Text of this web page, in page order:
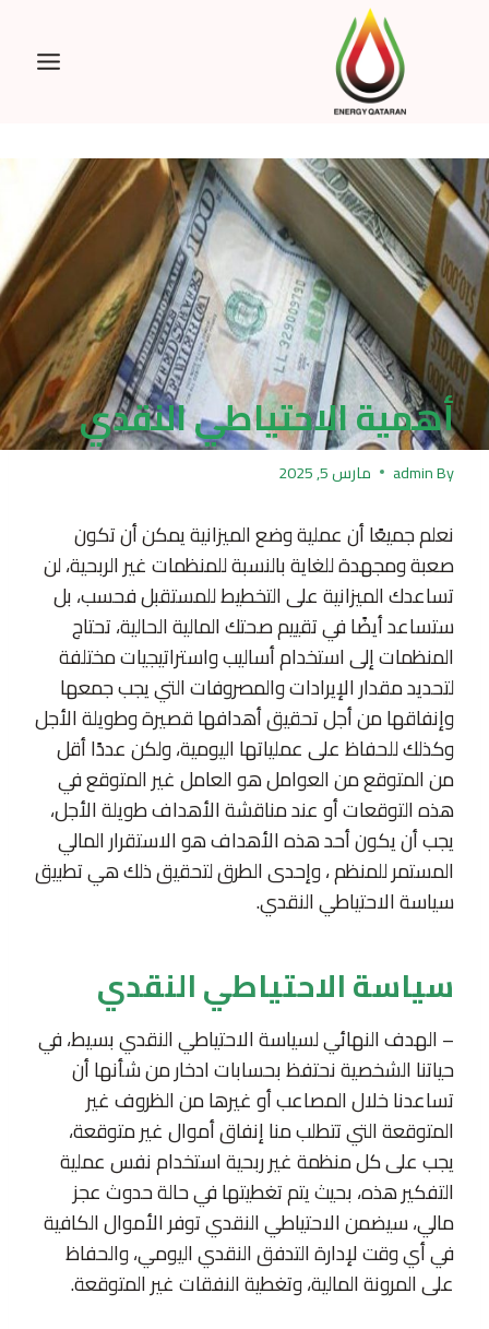
أهمية الاحتياطي النقدي
By
admin مارس 5, 2025
نعلم جميعًا أن عملية وضع الميزانية يمكن أن تكون
صعبة ومجهدة للغاية بالنسبة للمنظمات غير الربحية، لن
تساعدك الميزانية على التخطيط للمستقبل فحسب، بل
ستساعد أيضًا في تقييم صحتك المالية الحالية، تحتاج
المنظمات إلى استخدام أساليب واستراتيجيات مختلفة
لتحديد مقدار الإيرادات والمصروفات التي يجب جمعها
وإنفاقها من أجل تحقيق أهدافها قصيرة وطويلة الأجل
وكذلك للحفاظ على عملياتها اليومية، ولكن عددًا أقل
من المتوقع من العوامل هو العامل غير المتوقع في
هذه التوقعات أو عند مناقشة الأهداف طويلة الأجل،
يجب أن يكون أحد هذه الأهداف هو الاستقرار المالي
المستمر للمنظم ، وإحدى الطرق لتحقيق ذلك هي تطبيق
سياسة الاحتياطي النقدي.
سياسة الاحتياطي النقدي
– الهدف النهائي لسياسة الاحتياطي النقدي بسيط، في
حياتنا الشخصية نحتفظ بحسابات ادخار من شأنها أن
تساعدنا خلال المصاعب أو غيرها من الظروف غير
المتوقعة التي تتطلب منا إنفاق أموال غير متوقعة،
يجب على كل منظمة غير ربحية استخدام نفس عملية
التفكير هذه، بحيث يتم تغطيتها في حالة حدوث عجز
مالي، سيضمن الاحتياطي النقدي توفر الأموال الكافية
في أي وقت لإدارة التدفق النقدي اليومي، والحفاظ
على المرونة المالية، وتغطية النفقات غير المتوقعة.